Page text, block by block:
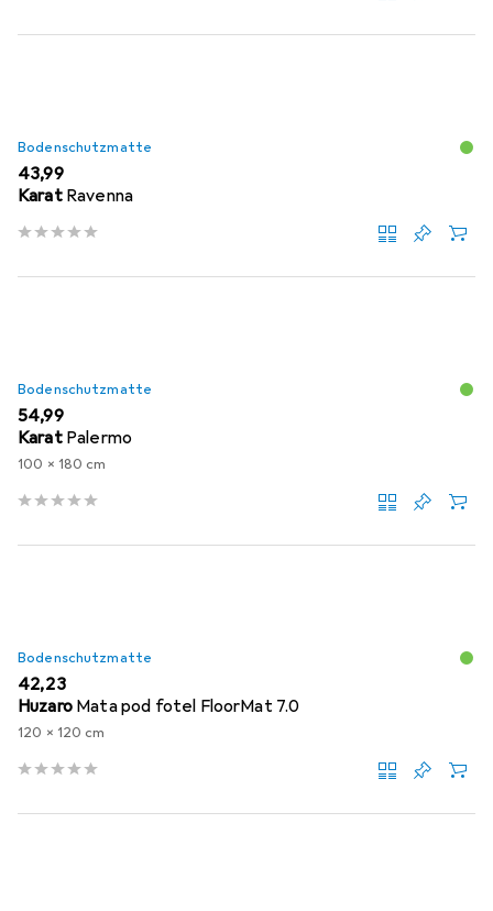
Bodenschutzmatte
EUR
43,99
Karat Ravenna
Bodenschutzmatte
EUR
54,99
Karat Palermo
100 x 180 cm
Bodenschutzmatte
EUR
42,23
Huzaro Mata pod fotel FloorMat 7.0
120 x 120 cm